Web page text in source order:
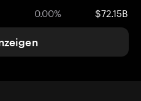
0.00% $72.15B